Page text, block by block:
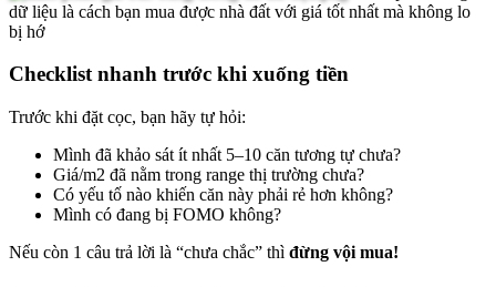
dữ liệu là cách bạn mua được nhà đất với giá tốt nhất mà không lo
bị hớ
Checklist nhanh trước khi xuống tiền
Trước khi đặt cọc, bạn hãy tự hỏi:
Mình đã khảo sát ít nhất 5–10 căn tương tự chưa?
Giá/m2 đã nằm trong range thị trường chưa?
Có yếu tố nào khiến căn này phải rẻ hơn không?
Mình có đang bị FOMO không?
Nếu còn 1 câu trả lời là “chưa chắc” thì đừng vội mua!